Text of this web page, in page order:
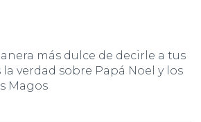
más dulce de decirle a tus
la verdad sobre Papá Noel y los
Magos